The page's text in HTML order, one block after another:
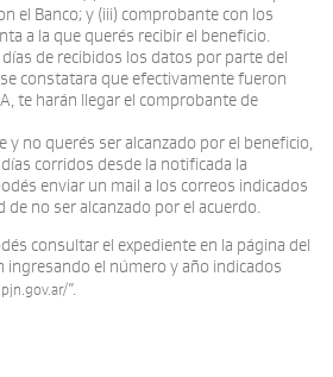
el Banco; y (iii) comprobante con los
a la que querés recibir el beneficio.
de recibidos los datos por parte del
constatara que efectivamente fueron
te harán llegar el comprobante de
y no querés ser alcanzado por el beneficio,
corridos desde la notificada la
enviar un mail a los correos indicados
no ser alcanzado por el acuerdo.
consultar el expediente en la página del
ingresando el número y año indicados
”.